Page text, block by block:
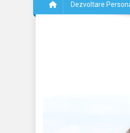
Dezvoltare